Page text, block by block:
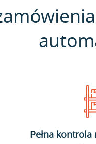
Pełna